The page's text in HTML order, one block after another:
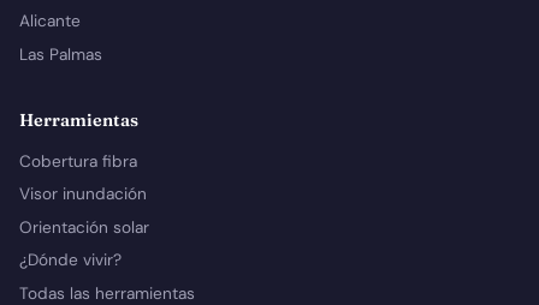
Alicante
Las Palmas
Herramientas
Cobertura fibra
Visor inundación
Orientación solar
¿Dónde vivir?
Todas las herramientas